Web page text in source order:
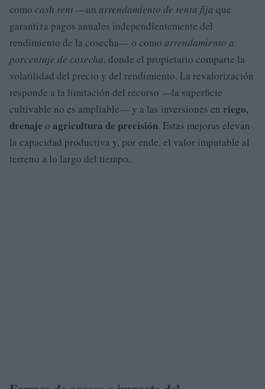
como cash rent—un arrendamiento de renta fija que
garantiza pagos anuales independientemente del
rendimiento de la cosecha— o como arrendamiento a
porcentaje de cosecha, donde el propietario comparte la
volatilidad del precio y del rendimiento. La revalorización
responde a la limitación del recurso —la superficie
cultivable no es ampliable— y a las inversiones en riego,
drenaje o agricultura de precisión. Estas mejoras elevan
la capacidad productiva y, por ende, el valor imputable al
terreno a lo largo del tiempo.